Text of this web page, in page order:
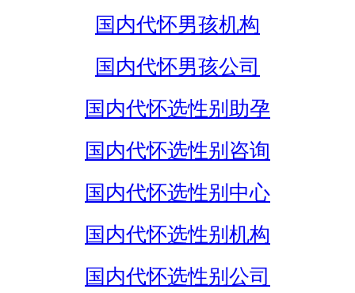
国内代怀男孩机构
国内代怀男孩公司
国内代怀选性别助孕
国内代怀选性别咨询
国内代怀选性别中心
国内代怀选性别机构
国内代怀选性别公司